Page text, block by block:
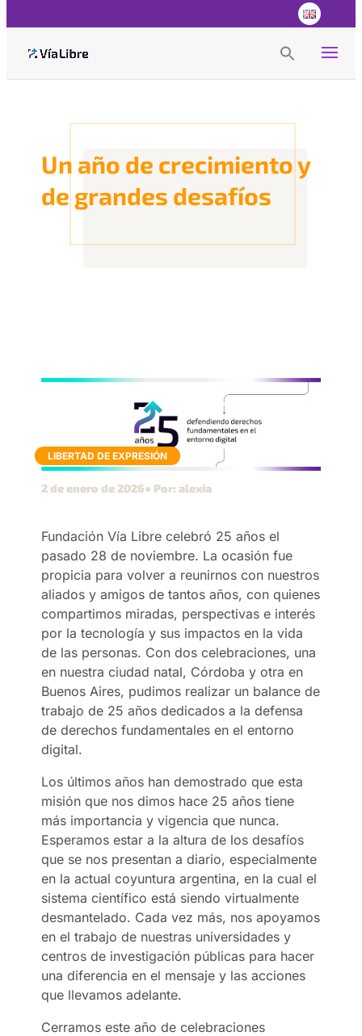
Search Button
Un año de crecimiento y
de grandes desafíos
LIBERTAD DE EXPRESIÓN
2 de enero de 2026● Por: alexia
Fundación Vía Libre celebró 25 años el
pasado 28 de noviembre. La ocasión fue
propicia para volver a reunirnos con nuestros
aliados y amigos de tantos años, con quienes
compartimos miradas, perspectivas e interés
por la tecnología y sus impactos en la vida
de las personas. Con dos celebraciones, una
en nuestra ciudad natal, Córdoba y otra en
Buenos Aires, pudimos realizar un balance de
trabajo de 25 años dedicados a la defensa
de derechos fundamentales en el entorno
digital.
Los últimos años han demostrado que esta
misión que nos dimos hace 25 años tiene
más importancia y vigencia que nunca.
Esperamos estar a la altura de los desafíos
que se nos presentan a diario, especialmente
en la actual coyuntura argentina, en la cual el
sistema científico está siendo virtualmente
desmantelado. Cada vez más, nos apoyamos
en el trabajo de nuestras universidades y
centros de investigación públicas para hacer
una diferencia en el mensaje y las acciones
que llevamos adelante.
Cerramos este año de celebraciones